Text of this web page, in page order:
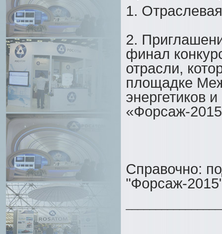
1.
2.
финал
отрасли,
площадке
энергетиков
«Форсаж-
Справочно:
"Форсаж-